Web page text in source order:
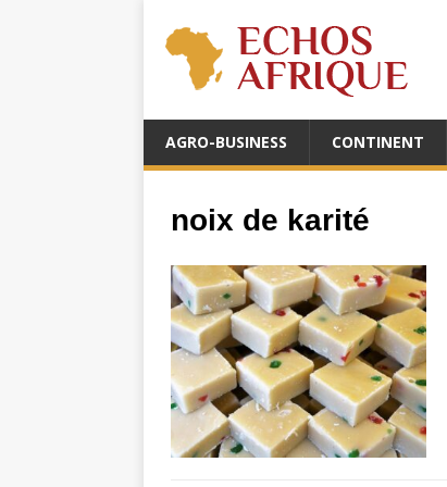
AGRO-BUSINESS CONTINENT
noix de karité